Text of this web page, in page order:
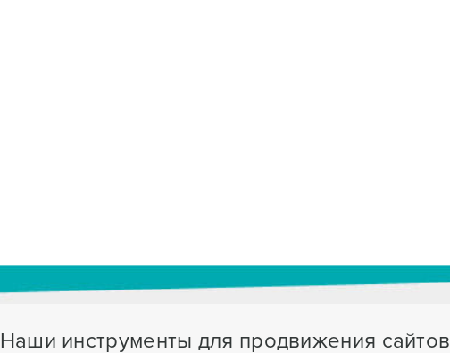
Наши инструменты для продвижения сайтов